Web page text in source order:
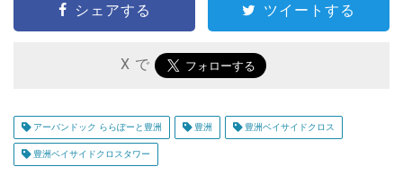
シェアする ツイートする
X で
アーバンドック ららぽーと豊洲 豊洲 豊洲ベイサイドクロス
豊洲ベイサイドクロスタワー